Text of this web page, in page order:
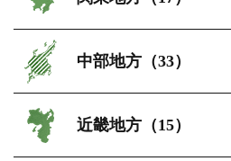
中部地方（33）
近畿地方（15）